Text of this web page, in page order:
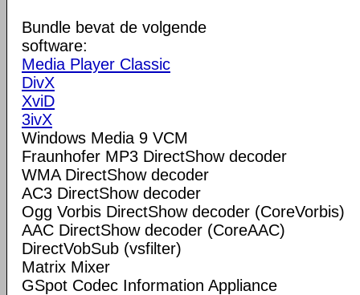
Bundle bevat de volgende
software:
Media Player Classic
DivX
XviD
3ivX
Windows Media 9 VCM
Fraunhofer MP3 DirectShow decoder
WMA DirectShow decoder
AC3 DirectShow decoder
Ogg Vorbis DirectShow decoder (CoreVorbis)
AAC DirectShow decoder (CoreAAC)
DirectVobSub (vsfilter)
Matrix Mixer
GSpot Codec Information Appliance